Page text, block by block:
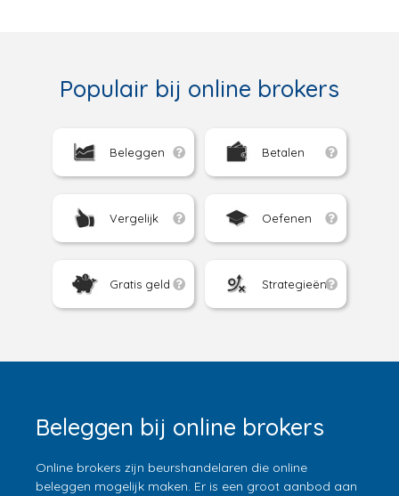
Populair bij online brokers
Beleggen Betalen
Vergelijk Oefenen
Gratis geld Strategieën
Beleggen bij online brokers
Online brokers zijn beurshandelaren die online
beleggen mogelijk maken. Er is een groot aanbod aan